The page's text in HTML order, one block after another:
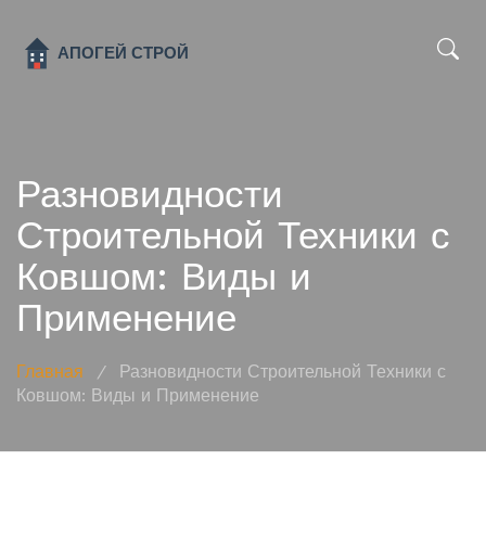
Разновидности
Строительной Техники с
Ковшом: Виды и
Применение
Главная /
Разновидности Строительной Техники с
Ковшом: Виды и Применение